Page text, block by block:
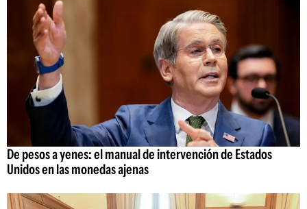
De pesos a yenes: el manual de intervención de Estados
Unidos en las monedas ajenas